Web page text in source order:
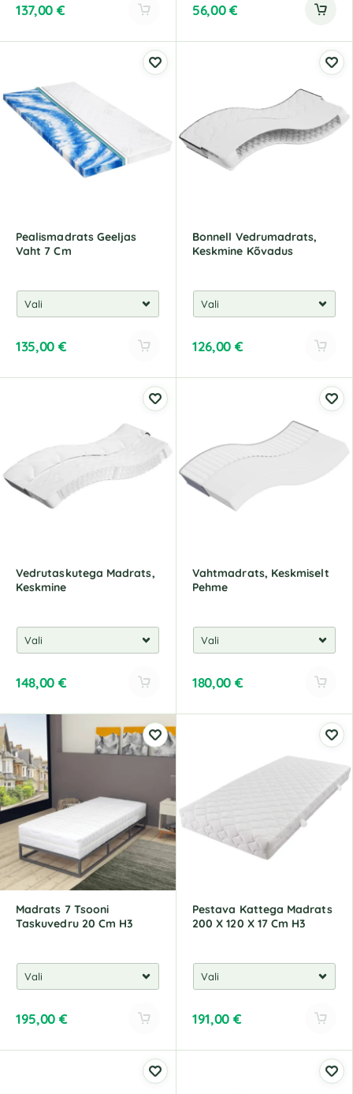
137,00 € 56,00€
Pealismadrats Geeljas
Vaht 7 Cm
135,00 €
Bonnell Vedrumadrats,
Keskmine Kõvadus
126,00 €
Vedrutaskutega Madrats,
Keskmine
148,00 €
Vahtmadrats, Keskmiselt
Pehme
180,00 €
Madrats 7 Tsooni
Taskuvedru 20 Cm H3
195,00 €
Pestava Kattega Madrats
200 X 120 X 17 Cm H3
191,00 €